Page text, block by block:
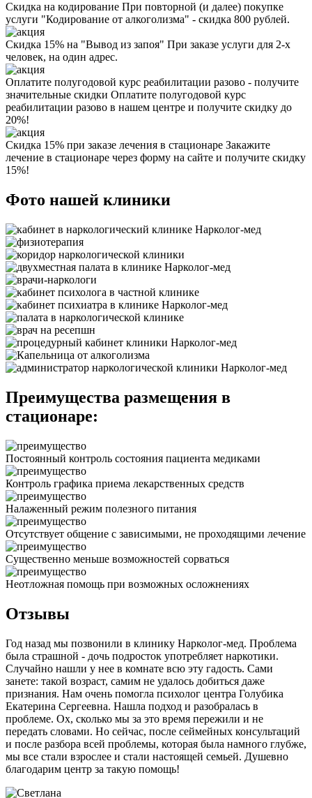
Скидка на кодирование При повторной (и далее) покупке
услуги "Кодирование от алкоголизма" - скидка 800 рублей.
Скидка 15% на "Вывод из запоя" При заказе услуги для 2-х
человек, на один адрес.
Оплатите полугодовой курс реабилитации разово - получите
значительные скидки Оплатите полугодовой курс
реабилитации разово в нашем центре и получите скидку до
20%!
Скидка 15% при заказе лечения в стационаре Закажите
лечение в стационаре через форму на сайте и получите скидку
15%!
Фото нашей клиники
Преимущества размещения в
стационаре:
Постоянный контроль состояния пациента медиками
Контроль графика приема лекарственных средств
Налаженный режим полезного питания
Отсутствует общение с зависимыми, не проходящими лечение
Существенно меньше возможностей сорваться
Неотложная помощь при возможных осложнениях
Отзывы
Год назад мы позвонили в клинику Нарколог-мед. Проблема
была страшной - дочь подросток употребляет наркотики.
Случайно нашли у нее в комнате всю эту гадость. Сами
занете: такой возраст, самим не удалось добиться даже
признания. Нам очень помогла психолог центра Голубика
Екатерина Сергеевна. Нашла подход и разобралась в
проблеме. Ох, сколько мы за это время пережили и не
передать словами. Но сейчас, после сеймейных консультаций
и после разбора всей проблемы, которая была намного глубже,
мы все стали взрослее и стали настоящей семьей. Душевно
благодарим центр за такую помощь!